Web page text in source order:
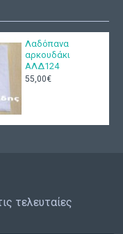
Λαδόπανα
αρκουδάκι
ΑΛΔ124
55,00€
τελευταίες